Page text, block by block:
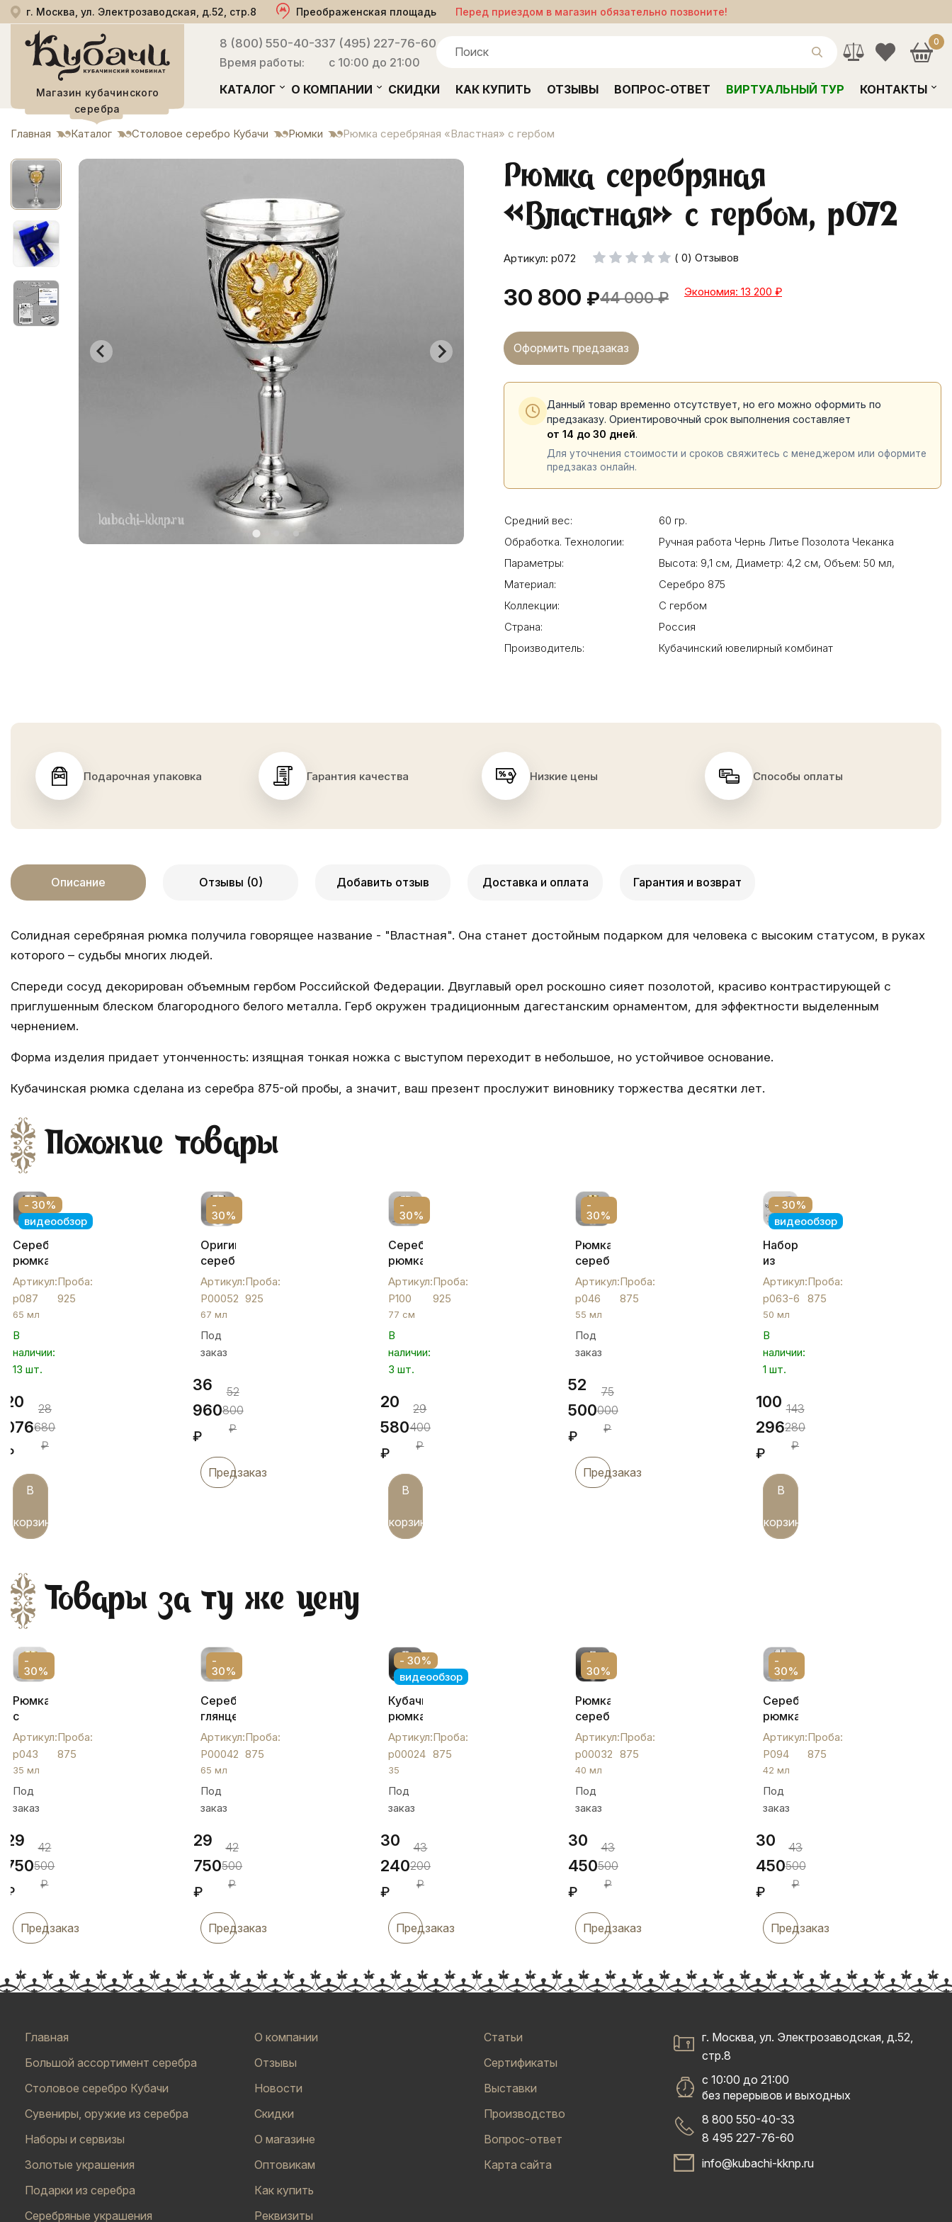
г. Москва, ул. Электрозаводская, д.52, стр.8 Преображенская площадь Перед приездом в магазин обязательно позвоните!
Магазин кубачинского
серебра
8 (800) 550-40-33
Время работы:
7 (495) 227-76-60
с 10:00 до 21:00
0
КАТАЛОГ О КОМПАНИИ СКИДКИ КАК КУПИТЬ ОТЗЫВЫ ВОПРОС-ОТВЕТ ВИРТУАЛЬНЫЙ ТУР КОНТАКТЫ
Главная Каталог Столовое серебро Кубачи Рюмки Рюмка серебряная «Властная» с гербом
Рюмка серебряная
«Властная» с гербом, р072
Артикул: р072 ( 0) Отзывов
30 800 ₽44 000 ₽ Экономия: 13 200 ₽
Оформить предзаказ
Данный товар временно отсутствует, но его можно оформить по
предзаказу. Ориентировочный срок выполнения составляет
от 14 до 30 дней.
Для уточнения стоимости и сроков свяжитесь с менеджером или оформите
предзаказ онлайн.
Средний вес:
60 гр.
Обработка. Технологии:
Ручная работа Чернь Литье Позолота Чеканка
Параметры:
Высота: 9,1 см, Диаметр: 4,2 см, Объем: 50 мл,
Материал:
Серебро 875
Коллекции:
С гербом
Страна:
Россия
Производитель:
Кубачинский ювелирный комбинат
Подарочная упаковка Гарантия качества Низкие цены Способы оплаты
Описание Отзывы (0) Добавить отзыв Доставка и оплата Гарантия и возврат
Солидная серебряная рюмка получила говорящее название - "Властная". Она станет достойным подарком для человека с высоким статусом, в руках
которого – судьбы многих людей.
Спереди сосуд декорирован объемным гербом Российской Федерации. Двуглавый орел роскошно сияет позолотой, красиво контрастирующей с
приглушенным блеском благородного белого металла. Герб окружен традиционным дагестанским орнаментом, для эффектности выделенным
чернением.
Форма изделия придает утонченность: изящная тонкая ножка с выступом переходит в небольшое, но устойчивое основание.
Кубачинская рюмка сделана из серебра 875-ой пробы, а значит, ваш презент прослужит виновнику торжества десятки лет.
Похожие товары
- 30%
видеообзор
Серебряная
рюмка
"Виноград",
р087
Артикул:
р087
Проба:
925
65 мл
В
наличии:
13 шт.
20
076
₽
28
680
₽
В
корзину
-
30%
Оригинальная
серебряная
рюмка
по
старину
"Антик",
Р00052
Артикул:
Р00052
Проба:
925
67 мл
Под
заказ
36
960
₽
52
800
₽
Предзаказ
-
30%
Серебряная
рюмка
"Крылья",
Р100
Артикул:
Р100
Проба:
925
77 см
В
наличии:
3 шт.
20
580
₽
29
400
₽
В
корзину
-
30%
Рюмка
серебряная
с
позолотой
и
эмалью
«Эксклюзив
1»,
Артикул:
р046
Проба:
875
55 мл
Под
заказ
52
500
₽
75
000
₽
Предзаказ
- 30%
видеообзор
Набор
из
шести
серебряных
рюмок
"Восход",
р063-
6
Артикул:
р063-6
Проба:
875
50 мл
В
наличии:
1 шт.
100
296
₽
143
280
₽
В
корзину
Товары за ту же цену
-
30%
Рюмка
с
позолотой,
р043
Артикул:
р043
Проба:
875
35 мл
Под
заказ
29
750
₽
42
500
₽
Предзаказ
-
30%
Серебряная
глянцевая
рюмка
с
цветочным
орнаментом,
Р00042
Артикул:
Р00042
Проба:
875
65 мл
Под
заказ
29
750
₽
42
500
₽
Предзаказ
- 30%
видеообзор
Кубачинская
рюмка
из
серебра
875
пробы,
р00024
Артикул:
р00024
Проба:
875
35
Под
заказ
30
240
₽
43
200
₽
Предзаказ
-
30%
Рюмка
серебряная
кубачинская,
р00032
Артикул:
р00032
Проба:
875
40 мл
Под
заказ
30
450
₽
43
500
₽
Предзаказ
-
30%
Серебряная
рюмка
на
высокой
ноже
для
крепких
напитков,
Артикул:
Р094
Проба:
875
42 мл
Под
заказ
30
450
₽
43
500
₽
Предзаказ
Главная
Большой ассортимент серебра
Столовое серебро Кубачи
Сувениры, оружие из серебра
Наборы и сервизы
Золотые украшения
Подарки из серебра
Серебряные украшения
О компании
Отзывы
Новости
Скидки
О магазине
Оптовикам
Как купить
Реквизиты
Статьи
Сертификаты
Выставки
Производство
Вопрос-ответ
Карта сайта
г. Москва, ул. Электрозаводская, д.52,
стр.8
с 10:00 до 21:00
без перерывов и выходных
8 800 550-40-33
8 495 227-76-60
info@kubachi-kknp.ru